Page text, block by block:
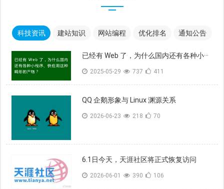
科技资讯 建站知识 网站编程 优化排名 通知公告
已经有 Web 了，为什么国内还有各种小···
2025-05-29 737 411
QQ 企鹅形象与 Linux 渊源关系
2026-06-23 218 70
6.1日今天，天涯社区将正式恢复访问
2026-06-01 390 106